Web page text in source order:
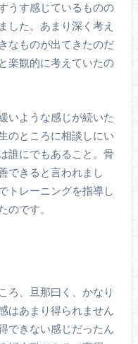
うす感じているものの
した。あまり深く考え
なものが出てきたのだ
楽観的に考えていたの
いような感じが続いた
のところに相談しにい
誰にでもあること。骨
できると言われまし
トレーニングを指導し
のです。
ろ、旦那曰く、かなり
はあまり得られません
できない感じだったん